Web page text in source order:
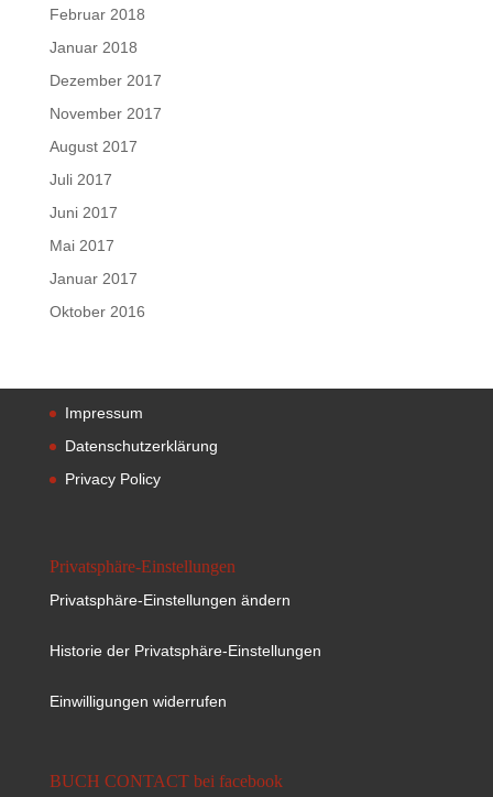
Februar 2018
Januar 2018
Dezember 2017
November 2017
August 2017
Juli 2017
Juni 2017
Mai 2017
Januar 2017
Oktober 2016
Impressum
Datenschutzerklärung
Privacy Policy
Privatsphäre-Einstellungen
Privatsphäre-Einstellungen ändern
Historie der Privatsphäre-Einstellungen
Einwilligungen widerrufen
BUCH CONTACT bei facebook